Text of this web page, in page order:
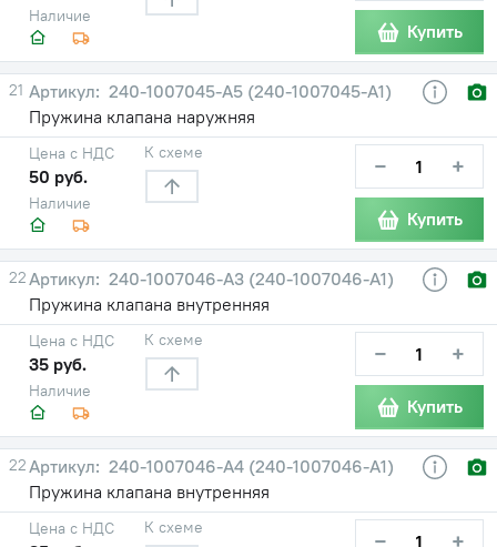
Наличие
Купить
21
240-1007045-А5 (240-1007045-А1)
Пружина клапана наружняя
Наличие
Цена с НДС
50 руб.
К схеме − +
Купить
22
240-1007046-А3 (240-1007046-А1)
Пружина клапана внутренняя
Наличие
Цена с НДС
35 руб.
К схеме − +
Купить
22
240-1007046-А4 (240-1007046-А1)
Пружина клапана внутренняя
Цена с НДС К схеме − +